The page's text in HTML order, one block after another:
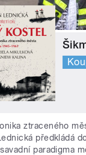
ztraceného
předkládá
paradigma